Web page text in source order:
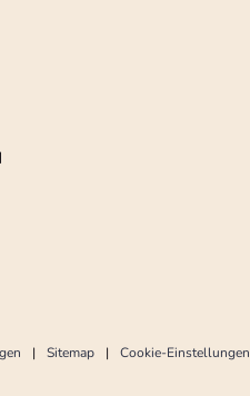
Sitemap Cookie-Einstellungen